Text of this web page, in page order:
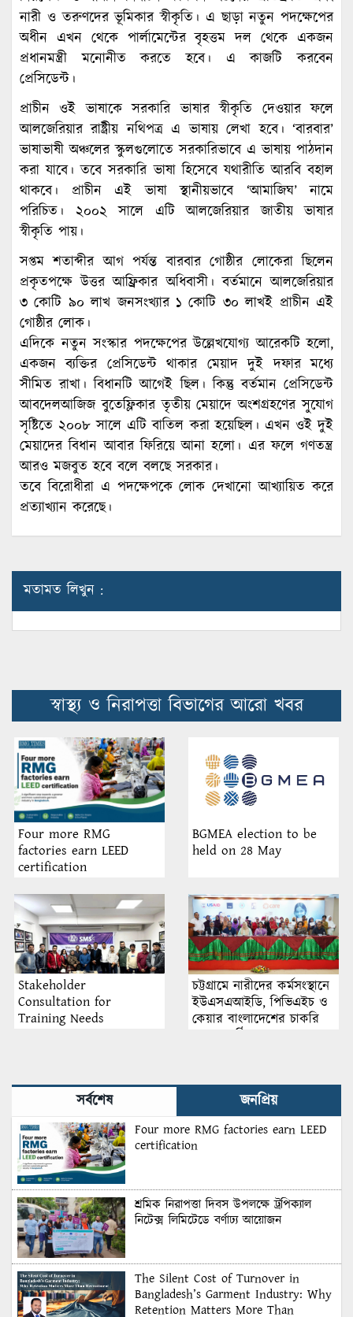
নারী ও তরুণদের ভূমিকার স্বীকৃতি। এ ছাড়া নতুন পদক্ষেপের
অধীন এখন থেকে পার্লামেন্টের বৃহত্তম দল থেকে একজন
প্রধানমন্ত্রী মনোনীত করতে হবে। এ কাজটি করবেন
প্রেসিডেন্ট।
প্রাচীন ওই ভাষাকে সরকারি ভাষার স্বীকৃতি দেওয়ার ফলে
আলজেরিয়ার রাষ্ট্রীয় নথিপত্র এ ভাষায় লেখা হবে। ‘বারবার’
ভাষাভাষী অঞ্চলের স্কুলগুলোতে সরকারিভাবে এ ভাষায় পাঠদান
করা যাবে। তবে সরকারি ভাষা হিসেবে যথারীতি আরবি বহাল
থাকবে। প্রাচীন এই ভাষা স্থানীয়ভাবে ‘আমাজিঘ’ নামে
পরিচিত। ২০০২ সালে এটি আলজেরিয়ার জাতীয় ভাষার
স্বীকৃতি পায়।
সপ্তম শতাব্দীর আগ পর্যন্ত বারবার গোষ্ঠীর লোকেরা ছিলেন
প্রকৃতপক্ষে উত্তর আফ্রিকার অধিবাসী। বর্তমানে আলজেরিয়ার
৩ কোটি ৯০ লাখ জনসংখ্যার ১ কোটি ৩০ লাখই প্রাচীন এই
গোষ্ঠীর লোক।
এদিকে নতুন সংস্কার পদক্ষেপের উল্লেখযোগ্য আরেকটি হলো,
একজন ব্যক্তির প্রেসিডেন্ট থাকার মেয়াদ দুই দফার মধ্যে
সীমিত রাখা। বিধানটি আগেই ছিল। কিন্তু বর্তমান প্রেসিডেন্ট
আবদেলআজিজ বুতেফ্লিকার তৃতীয় মেয়াদে অংশগ্রহণের সুযোগ
সৃষ্টিতে ২০০৮ সালে এটি বাতিল করা হয়েছিল। এখন ওই দুই
মেয়াদের বিধান আবার ফিরিয়ে আনা হলো। এর ফলে গণতন্ত্র
আরও মজবুত হবে বলে বলছে সরকার।
তবে বিরোধীরা এ পদক্ষেপকে লোক দেখানো আখ্যায়িত করে
প্রত্যাখ্যান করেছে।
মতামত লিখুন :
স্বাস্থ্য ও নিরাপত্তা বিভাগের আরো খবর
Four more RMG
factories earn LEED
certification
BGMEA election to be
held on 28 May
Stakeholder
Consultation for
Training Needs
চট্টগ্রামে নারীদের কর্মসংস্থানে
ইউএসএআইডি, পিভিএইচ ও
কেয়ার বাংলাদেশের চাকরি
সর্বশেষ জনপ্রিয়
Four more RMG factories earn LEED
certification
শ্রমিক নিরাপত্তা দিবস উপলক্ষে ট্রপিক্যাল
নিটেক্স লিমিটেডে বর্ণাঢ্য আয়োজন
The Silent Cost of Turnover in
Bangladesh’s Garment Industry: Why
Retention Matters More Than